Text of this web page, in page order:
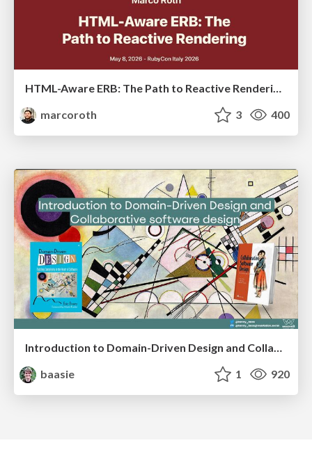
HTML-Aware ERB: The Path to Reactive Rendering @ RubyCon 2026, Rimini, Italy
marcoroth
3 400
baasie
1 920